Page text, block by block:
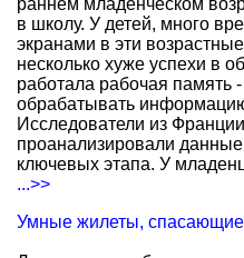
раннем младенческом
в школу. У детей, много
экранами в эти
несколько хуже успехи в
работала рабочая память
обрабатывать
Исследователи из
проанализировали
ключевых этапа. У
...>>
Умные жилеты,